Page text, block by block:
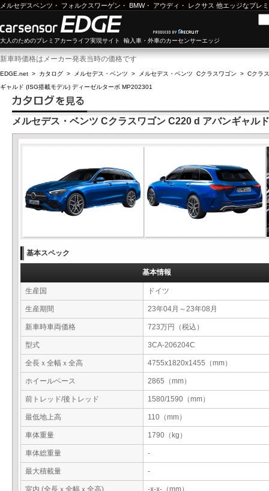
メルセデスベンツ ・ フォルクスワーゲン ・ BMW・ アウディ ・ レクサス 他エッジなプレ
大人のためのプレミアカーライフ実現サイト 輸入車・外車のカーセンサーエッジ
新車時価格はメーカー発表当時の価格です
EDGE.net > カタログ > メルセデス・ベンツ > メルセデス・ベンツ Cクラスワゴン > Cクラ
ギャルド (ISG搭載モデル) ディーゼルターボ MP202301
メルセデス・ベンツ Cクラスワゴン C220 d アバンギャル
基本スペック
基本情報
生産国 ドイツ
生産期間 23年04月～23年08月
新車時車両価格 723万円（税込）
型式 3CA-206204C
全長ｘ全幅ｘ全高 4755x1820x1455（mm）
ホイールベース 2865（mm）
前トレッド/後トレッド 1580/1590（mm）
最低地上高 110（mm）
車体重量 1790（kg）
車体総重量 -
最大積載量 -
室内 (全長ｘ全幅ｘ全高) -x-x-（mm）